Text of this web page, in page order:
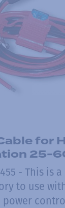
for
25-
- This is
to use
power